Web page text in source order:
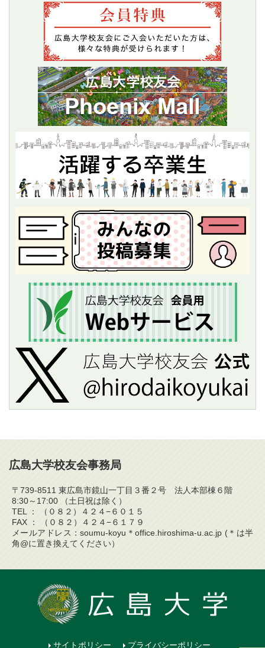
広島大学校友会事務局
〒739-8511 東広島市鏡山一丁目３番２号 法人本部棟６階
8:30～17:00 （土日祝は除く）
TEL ： （０８２）４２４−６０１５
FAX ： （０８２）４２４−６１７９
メールアドレス：soumu-koyu＊office.hiroshima-u.ac.jp (＊は半
角@に置き換えてください）
サイトポリシー プライバシーポリシー